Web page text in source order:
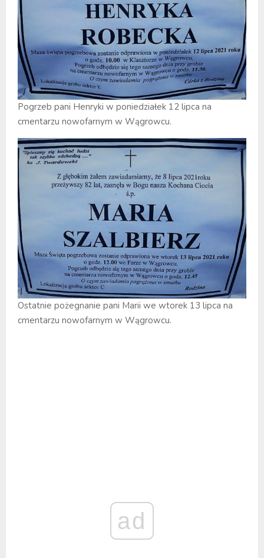
Pogrzeb pani Henryki w poniedziałek 12 lipca na
cmentarzu nowofarnym w Wągrowcu.
Ostatnie pożegnanie pani Marii we wtorek 13 lipca na
cmentarzu nowofarnym w Wągrowcu.
ad